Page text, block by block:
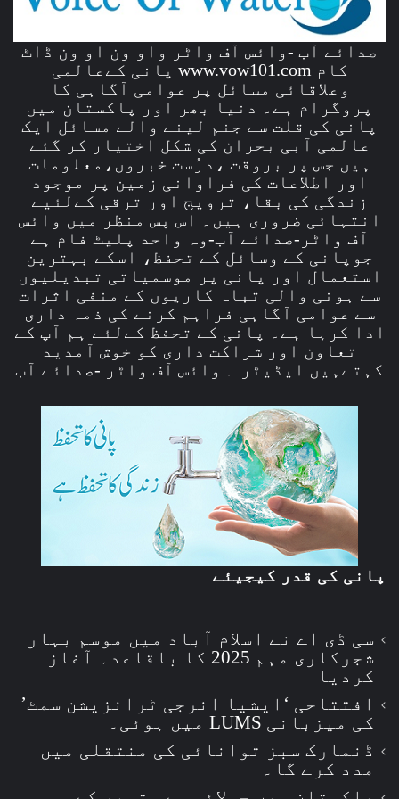
صدائے آب -وائس آف واٹر واو ون او ون ڈاٹ
کام www.vow101.com پانی کےعالمی
وعلاقائی مسائل پر عوامی آگاہی کا
پروگرام ہے۔ دنیا بھر اور پاکستان میں
پانی کی قلت سے جنم لینے والے مسائل ایک
عالمی آبی بحران کی شکل اختیار کر گئے
ہیں جس پر بروقت ،درُست خبروں،معلومات
اور اطلاعات کی فراوانی زمین پر موجود
زندگی کی بقا، ترویج اور ترقی کےلئیے
انتہائی ضروری ہیں۔ اس پس منظر میں وائس
آف واٹر-صدائے آب-وہ واحد پلیٹ فام ہے
جوپانی کے وسائل کے تحفظ، اسکے بہترین
استعمال اور پانی پر موسمیاتی تبدیلیوں
سے ہونی والی تباہ کاریوں کے منفی اثرات
سے عوامی آگاہی فراہم کرنے کی ذمہ داری
ادا کرہا ہے۔ پانی کے تحفظ کےلئے ہم آپ کے
تعاون اور شراکت داری کو خوش آمدید
کہتےہیں ایڈیٹر ۔ وائس آف واٹر -صدائے آب
پانی کی قدر کیجیئے
سی ڈی اے نے اسلام آباد میں موسم بہار
شجرکاری مہم 2025 کا باقاعدہ آغاز
کردیا
افتتاحی ‘ایشیا انرجی ٹرانزیشن سمٹ’
کی میزبانی LUMS میں ہوئی۔
ڈنمارک سبز توانائی کی منتقلی میں
مدد کرے گا۔